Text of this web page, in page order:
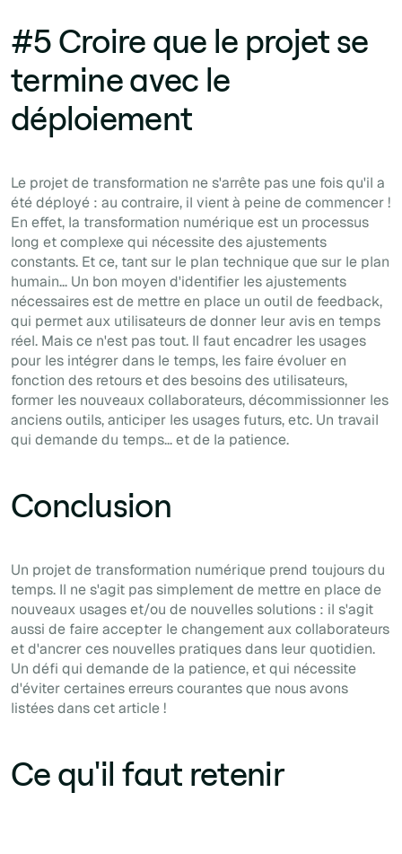
#5 Croire que le projet se
termine avec le
déploiement
Le projet de transformation ne s'arrête pas une fois qu'il a
été déployé : au contraire, il vient à peine de commencer !
En effet, la transformation numérique est un processus
long et complexe qui nécessite des ajustements
constants. Et ce, tant sur le plan technique que sur le plan
humain... Un bon moyen d'identifier les ajustements
nécessaires est de mettre en place un outil de feedback,
qui permet aux utilisateurs de donner leur avis en temps
réel. Mais ce n'est pas tout. Il faut encadrer les usages
pour les intégrer dans le temps, les faire évoluer en
fonction des retours et des besoins des utilisateurs,
former les nouveaux collaborateurs, décommissionner les
anciens outils, anticiper les usages futurs, etc. Un travail
qui demande du temps... et de la patience.
Conclusion
Un projet de transformation numérique prend toujours du
temps. Il ne s'agit pas simplement de mettre en place de
nouveaux usages et/ou de nouvelles solutions : il s'agit
aussi de faire accepter le changement aux collaborateurs
et d'ancrer ces nouvelles pratiques dans leur quotidien.
Un défi qui demande de la patience, et qui nécessite
d'éviter certaines erreurs courantes que nous avons
listées dans cet article !
Ce qu'il faut retenir